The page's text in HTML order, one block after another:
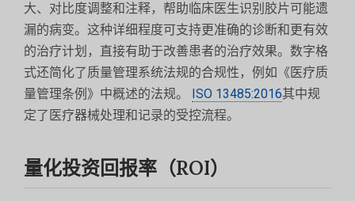
大、对比度调整和注释，帮助临床医生识别胶片可能遗
漏的病变。这种详细程度可支持更准确的诊断和更有效
的治疗计划，直接有助于改善患者的治疗效果。数字格
式还简化了质量管理系统法规的合规性，例如《医疗质
量管理条例》中概述的法规。 ISO 13485:2016其中规
定了医疗器械处理和记录的受控流程。
量化投资回报率（ROI）